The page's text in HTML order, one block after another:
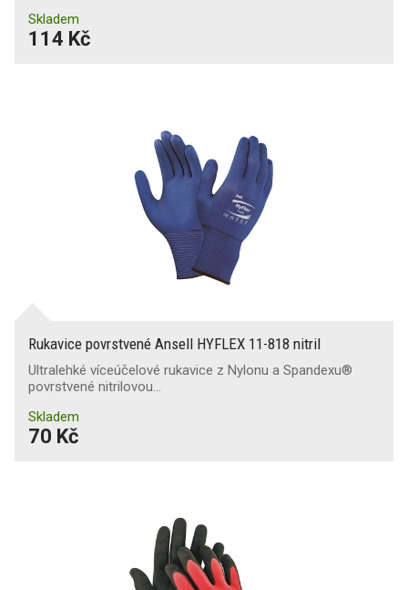
Skladem
114 Kč
Rukavice povrstvené Ansell HYFLEX 11-818 nitril
Ultralehké víceúčelové rukavice z Nylonu a Spandexu®
povrstvené nitrilovou…
Skladem
70 Kč